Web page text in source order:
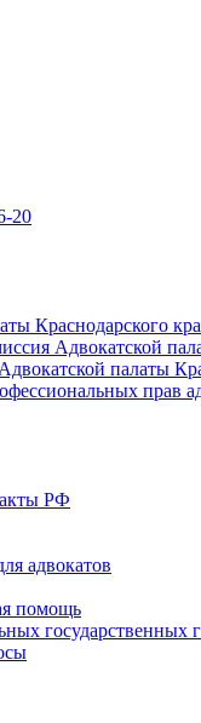
20
Краснодарского
Адвокатской
палаты
прав
РФ
адвокатов
помощь
государственных